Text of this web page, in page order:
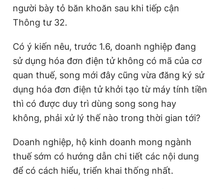
người bày tỏ băn khoăn sau khi tiếp cận
Thông tư 32.
Có ý kiến nêu, trước 1.6, doanh nghiệp đang
sử dụng hóa đơn điện tử không có mã của cơ
quan thuế, song mới đây cũng vừa đăng ký sử
dụng hóa đơn điện tử khởi tạo từ máy tính tiền
thì có được duy trì dùng song song hay
không, phải xử lý thế nào trong thời gian tới?
Doanh nghiệp, hộ kinh doanh mong ngành
thuế sớm có hướng dẫn chi tiết các nội dung
để có cách hiểu, triển khai thống nhất.